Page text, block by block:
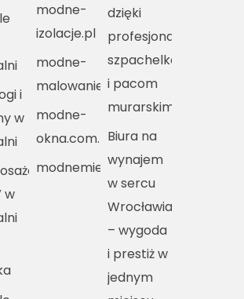
i
w
w
modne-
izolacje.pl
modne-
malowanie.pl
modne-
okna.com.pl
modnemieszkania.pl
dzięki
profesjonalnym
szpachelkom
i pacom
murarskim
Biura na
wynajem
w sercu
Wrocławia
– wygoda
i prestiż w
jednym